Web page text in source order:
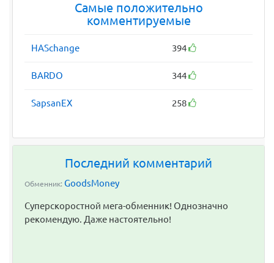
Самые положительно
комментируемые
HASchange 394
BARDO 344
SapsanEX 258
Последний комментарий
Обменник: GoodsMoney
Суперскоростной мега-обменник! Однозначно
рекомендую. Даже настоятельно!